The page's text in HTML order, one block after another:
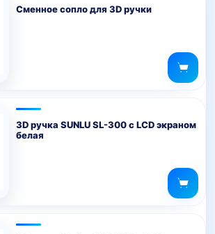
Сменное сопло для 3D ручки
3D ручка SUNLU SL-300 с LCD экраном
белая